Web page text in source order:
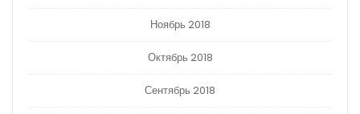
Ноябрь 2018
Октябрь 2018
Сентябрь 2018